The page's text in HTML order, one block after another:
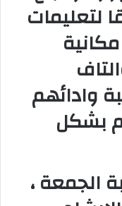
لتعليمات
وادائهم
بشكل
الجمعة ،